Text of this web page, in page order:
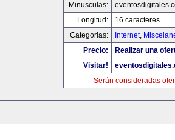
Minusculas:
Longitud:
16 caracteres
Categorias:
Internet,
Precio:
Realizar una
Visitar!
Serán consideradas